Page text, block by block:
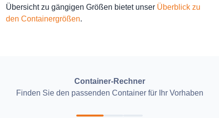
Übersicht zu gängigen Größen bietet unser Überblick zu
den Containergrößen.
Container-Rechner
Finden Sie den passenden Container für Ihr Vorhaben